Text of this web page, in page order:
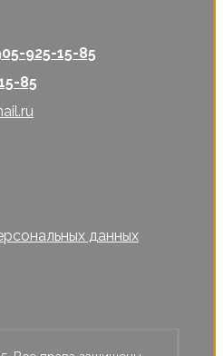
925-15-85
85
данных